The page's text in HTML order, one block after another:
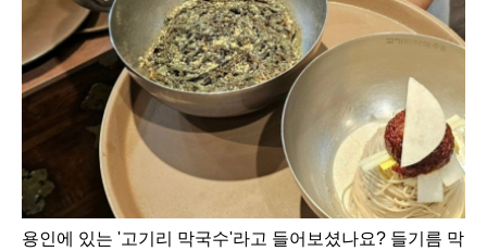
용인에 있는 '고기리 막국수'라고 들어보셨나요? 들기름 막